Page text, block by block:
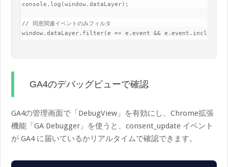
console.log(window.dataLayer);
// 同意関連イベントのみフィルタ
window.dataLayer.filter(e => e.event &&
GA4のデバッグビューで確認
GA4の管理画面で「DebugView」を有効にし、Chrome拡張
機能「GA Debugger」を使うと、consent_update イベント
が GA4 に届いているかリアルタイムで確認できます。